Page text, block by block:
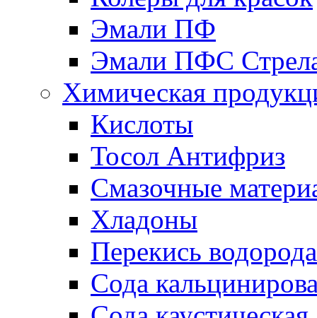
Эмали ПФ
Эмали ПФС
Химическая
Кислоты
Тосол Антифриз
Смазочные
Хладоны
Перекись водорода
Сода